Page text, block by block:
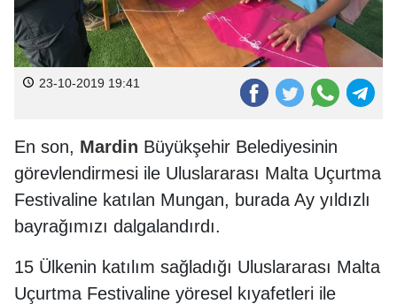
23-10-2019 19:41
En son, Mardin Büyükşehir Belediyesinin
görevlendirmesi ile Uluslararası Malta Uçurtma
Festivaline katılan Mungan, burada Ay yıldızlı
bayrağımızı dalgalandırdı.
15 Ülkenin katılım sağladığı Uluslararası Malta
Uçurtma Festivaline yöresel kıyafetleri ile